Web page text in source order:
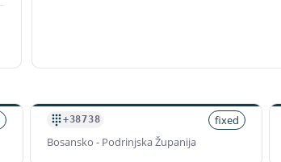
+38738
fixed
Bosansko - Podrinjska Županija